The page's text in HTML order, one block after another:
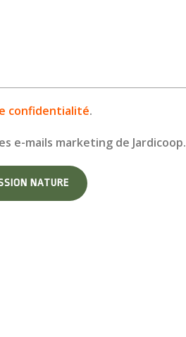
confidentialité.
e-mails marketing de Jardicoop.